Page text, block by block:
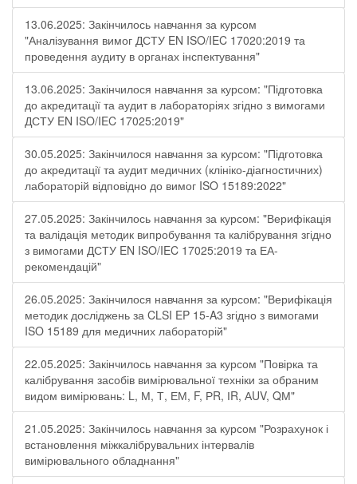
13.06.2025: Закінчилось навчання за курсом
"Аналізування вимог ДСТУ EN ISO/IEC 17020:2019 та
проведення аудиту в органах інспектування"
13.06.2025: Закінчилося навчання за курсом: "Підготовка
до акредитації та аудит в лабораторіях згідно з вимогами
ДСТУ EN ISO/IEC 17025:2019"
30.05.2025: Закінчилося навчання за курсом: "Підготовка
до акредитації та аудит медичних (клініко-діагностичних)
лабораторій відповідно до вимог ISO 15189:2022"
27.05.2025: Закінчилось навчання за курсом: "Верифікація
та валідація методик випробування та калібрування згідно
з вимогами ДСТУ EN ISO/IEC 17025:2019 та ЕА-
рекомендацій"
26.05.2025: Закінчилося навчання за курсом: "Верифікація
методик досліджень за CLSI EP 15-A3 згідно з вимогами
ISO 15189 для медичних лабораторій"
22.05.2025: Закінчилось навчання за курсом "Повірка та
калібрування засобів вимірювальної техніки за обраним
видом вимірювань: L, М, Т, ЕМ, F, РR, ІR, АUV, QМ"
21.05.2025: Закінчилось навчання за курсом "Розрахунок і
встановлення міжкалібрувальних інтервалів
вимірювального обладнання"